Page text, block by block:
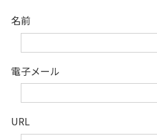
名前
電子メール
URL